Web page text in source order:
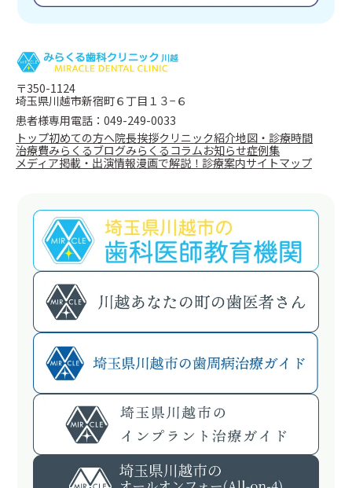
〒350-1124
埼玉県川越市新宿町６丁目１３−６
患者様専用電話：049-249-0033
トップ初めての方へ院長挨拶クリニック紹介地図・診療時間
治療費みらくるブログみらくるコラムお知らせ症例集
メディア掲載・出演情報漫画で解説！ 診療案内サイトマップ